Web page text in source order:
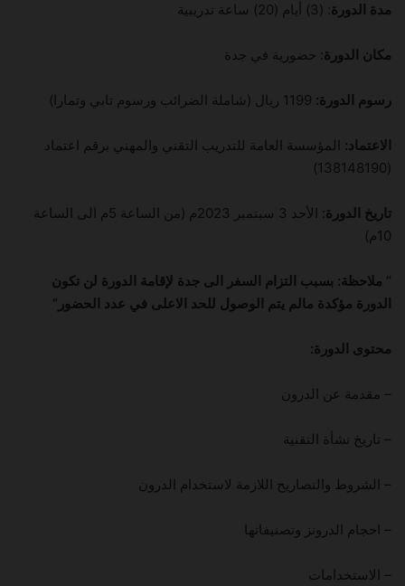
مدة الدورة : (3) أيام (20) ساعة تدريبية
مكان الدورة : حضورية في جدة
رسوم الدورة:
الاعتماد: المؤسسة العامة للتدريب التقني والمهني برقم اعتماد
(138148190)
تاريخ الدورة
: الأحد 3 سبتمبر 2023م (من الساعة 5م الى الساعة
10م)
” ملاحظة: بسبب التزام السفر الى جدة لإقامة الدورة لن تكون
الدورة مؤكدة مالم يتم الوصول للحد الاعلى في عدد الحضور”
محتوى الدورة:
– مقدمة عن الدرون
– تاريخ نشأة التقنية
– الشروط والتصاريح اللازمة لاستخدام الدرون
– احجام الدرونز وتصنيفاتها
– الاستخدامات